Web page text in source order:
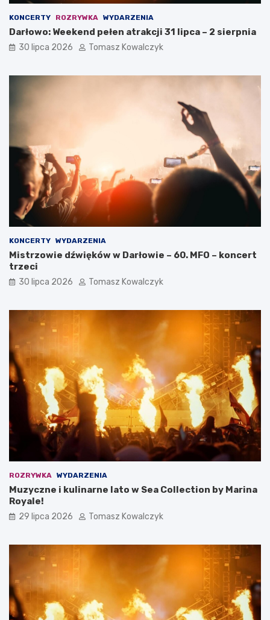
KONCERTY ROZRYWKA WYDARZENIA
Darłowo: Weekend pełen atrakcji 31 lipca – 2 sierpnia
30 lipca 2026 Tomasz Kowalczyk
KONCERTY WYDARZENIA
Mistrzowie dźwięków w Darłowie – 60. MFO – koncert
trzeci
30 lipca 2026 Tomasz Kowalczyk
ROZRYWKA WYDARZENIA
Muzyczne i kulinarne lato w Sea Collection by Marina
Royale!
29 lipca 2026 Tomasz Kowalczyk